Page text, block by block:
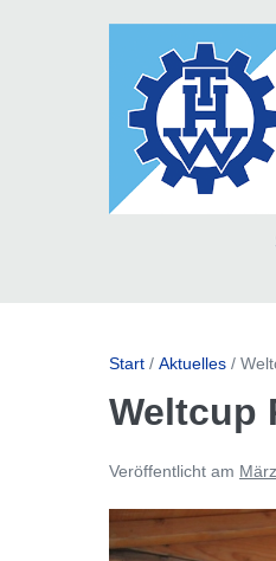
Start / Aktuelles /
Weltcup
Veröffentlicht am